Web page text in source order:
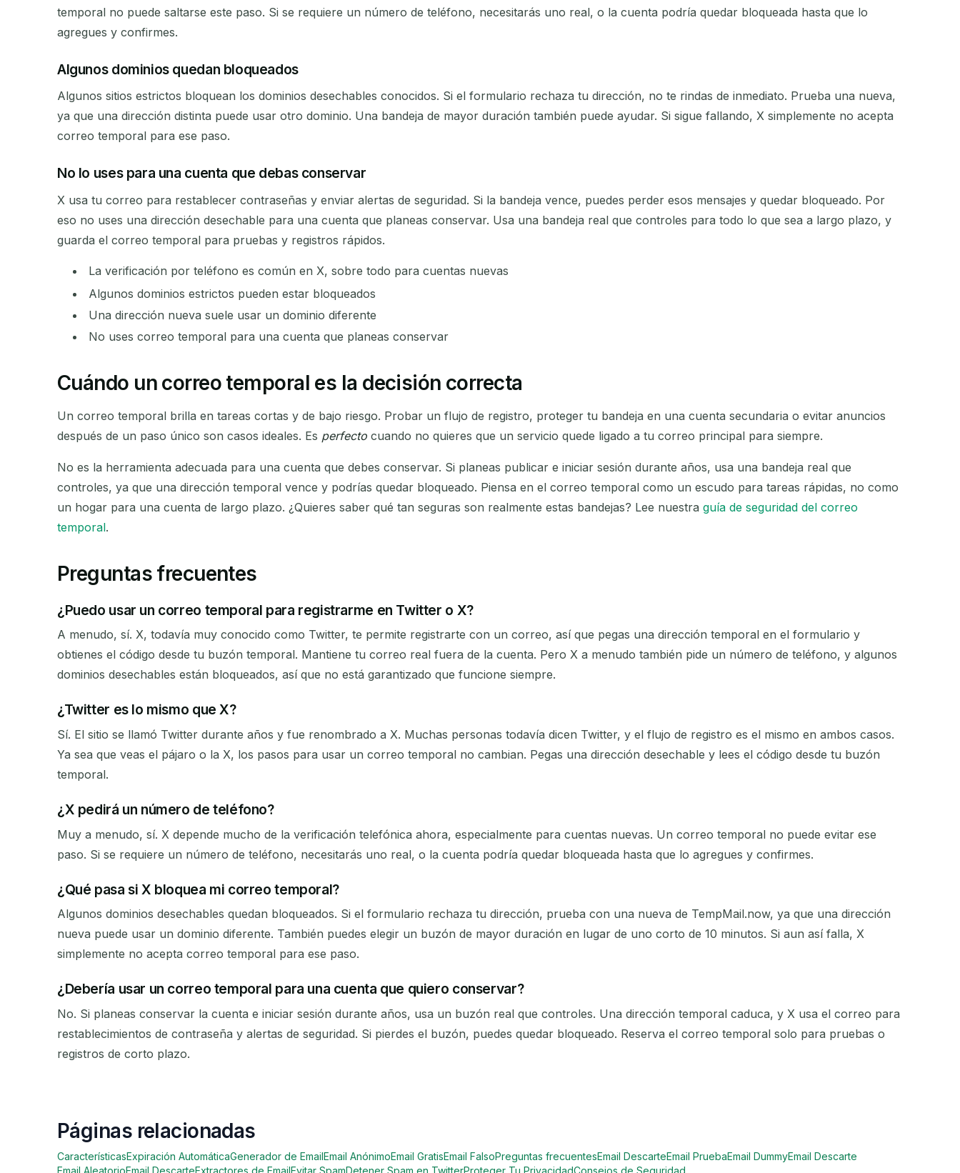
temporal no puede saltarse este paso. Si se requiere un número de teléfono, necesitarás uno real, o la cuenta podría quedar bloqueada hasta que lo
agregues y confirmes.
Algunos dominios quedan bloqueados
Algunos sitios estrictos bloquean los dominios desechables conocidos. Si el formulario rechaza tu dirección, no te rindas de inmediato. Prueba una nueva,
ya que una dirección distinta puede usar otro dominio. Una bandeja de mayor duración también puede ayudar. Si sigue fallando, X simplemente no acepta
correo temporal para ese paso.
No lo uses para una cuenta que debas conservar
X usa tu correo para restablecer contraseñas y enviar alertas de seguridad. Si la bandeja vence, puedes perder esos mensajes y quedar bloqueado. Por
eso no uses una dirección desechable para una cuenta que planeas conservar. Usa una bandeja real que controles para todo lo que sea a largo plazo, y
guarda el correo temporal para pruebas y registros rápidos.
La verificación por teléfono es común en X, sobre todo para cuentas nuevas
Algunos dominios estrictos pueden estar bloqueados
Una dirección nueva suele usar un dominio diferente
No uses correo temporal para una cuenta que planeas conservar
Cuándo un correo temporal es la decisión correcta
Un correo temporal brilla en tareas cortas y de bajo riesgo. Probar un flujo de registro, proteger tu bandeja en una cuenta secundaria o evitar anuncios
después de un paso único son casos ideales. Es perfecto cuando no quieres que un servicio quede ligado a tu correo principal para siempre.
No es la herramienta adecuada para una cuenta que debes conservar. Si planeas publicar e iniciar sesión durante años, usa una bandeja real que
controles, ya que una dirección temporal vence y podrías quedar bloqueado. Piensa en el correo temporal como un escudo para tareas rápidas, no como
un hogar para una cuenta de largo plazo. ¿Quieres saber qué tan seguras son realmente estas bandejas? Lee nuestra guía de seguridad del correo
temporal.
Preguntas frecuentes
¿Puedo usar un correo temporal para registrarme en Twitter o X?
A menudo, sí. X, todavía muy conocido como Twitter, te permite registrarte con un correo, así que pegas una dirección temporal en el formulario y
obtienes el código desde tu buzón temporal. Mantiene tu correo real fuera de la cuenta. Pero X a menudo también pide un número de teléfono, y algunos
dominios desechables están bloqueados, así que no está garantizado que funcione siempre.
¿Twitter es lo mismo que X?
Sí. El sitio se llamó Twitter durante años y fue renombrado a X. Muchas personas todavía dicen Twitter, y el flujo de registro es el mismo en ambos casos.
Ya sea que veas el pájaro o la X, los pasos para usar un correo temporal no cambian. Pegas una dirección desechable y lees el código desde tu buzón
temporal.
¿X pedirá un número de teléfono?
Muy a menudo, sí. X depende mucho de la verificación telefónica ahora, especialmente para cuentas nuevas. Un correo temporal no puede evitar ese
paso. Si se requiere un número de teléfono, necesitarás uno real, o la cuenta podría quedar bloqueada hasta que lo agregues y confirmes.
¿Qué pasa si X bloquea mi correo temporal?
Algunos dominios desechables quedan bloqueados. Si el formulario rechaza tu dirección, prueba con una nueva de TempMail.now, ya que una dirección
nueva puede usar un dominio diferente. También puedes elegir un buzón de mayor duración en lugar de uno corto de 10 minutos. Si aun así falla, X
simplemente no acepta correo temporal para ese paso.
¿Debería usar un correo temporal para una cuenta que quiero conservar?
No. Si planeas conservar la cuenta e iniciar sesión durante años, usa un buzón real que controles. Una dirección temporal caduca, y X usa el correo para
restablecimientos de contraseña y alertas de seguridad. Si pierdes el buzón, puedes quedar bloqueado. Reserva el correo temporal solo para pruebas o
registros de corto plazo.
Páginas relacionadas
CaracterísticasExpiración AutomáticaGenerador de EmailEmail AnónimoEmail GratisEmail FalsoPreguntas frecuentesEmail DescarteEmail PruebaEmail DummyEmail Descarte
Email AleatorioEmail DescarteExtractores de EmailEvitar SpamDetener Spam en TwitterProteger Tu PrivacidadConsejos de Seguridad